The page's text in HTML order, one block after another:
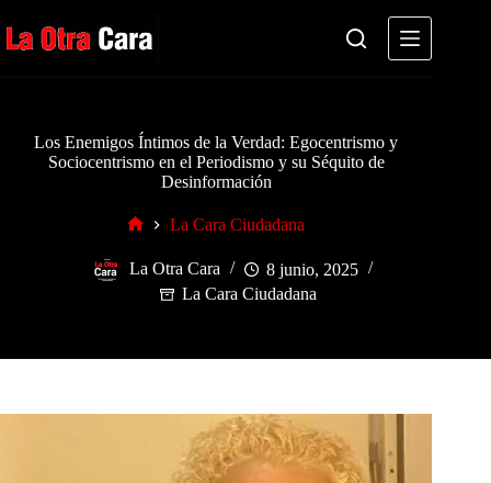
al
contenido
Los Enemigos Íntimos de la Verdad: Egocentrismo y
Sociocentrismo en el Periodismo y su Séquito de
Desinformación
La Cara Ciudadana
La Otra Cara
8 junio, 2025
La Cara Ciudadana